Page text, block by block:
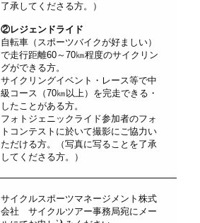
了承してくださる方。）
②レジェンドライド
自転車（スポーツバイクが好ましい）
で走行距離60～70㎞程度のサイクリン
グができる方。
サイクリングイベント・レース等で中
級コース（70㎞以上）を完走できる・
したことがある方。
フォトジェニックライド参加者のフォ
トコンテストに於いて撮影にご協力い
ただける方。（写真に写ることを了承
してくださる方。）
サイクルスポーツマネージメント株式
会社 サイクルツアー事務局宛にメー